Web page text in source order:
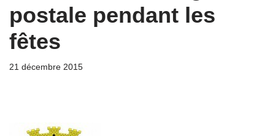
postale pendant les
fêtes
21 décembre 2015